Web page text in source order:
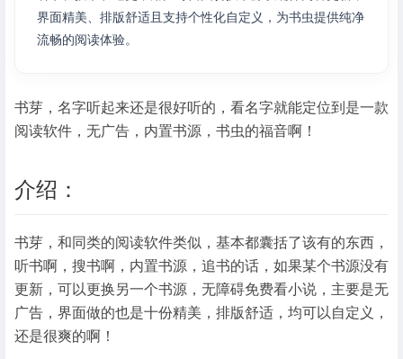
界面精美、排版舒适且支持个性化自定义，为书虫提供纯净
流畅的阅读体验。
书芽，名字听起来还是很好听的，看名字就能定位到是一款
阅读软件，无广告，内置书源，书虫的福音啊！
介绍：
书芽，和同类的阅读软件类似，基本都囊括了该有的东西，
听书啊，搜书啊，内置书源，追书的话，如果某个书源没有
更新，可以更换另一个书源，无障碍免费看小说，主要是无
广告，界面做的也是十份精美，排版舒适，均可以自定义，
还是很爽的啊！